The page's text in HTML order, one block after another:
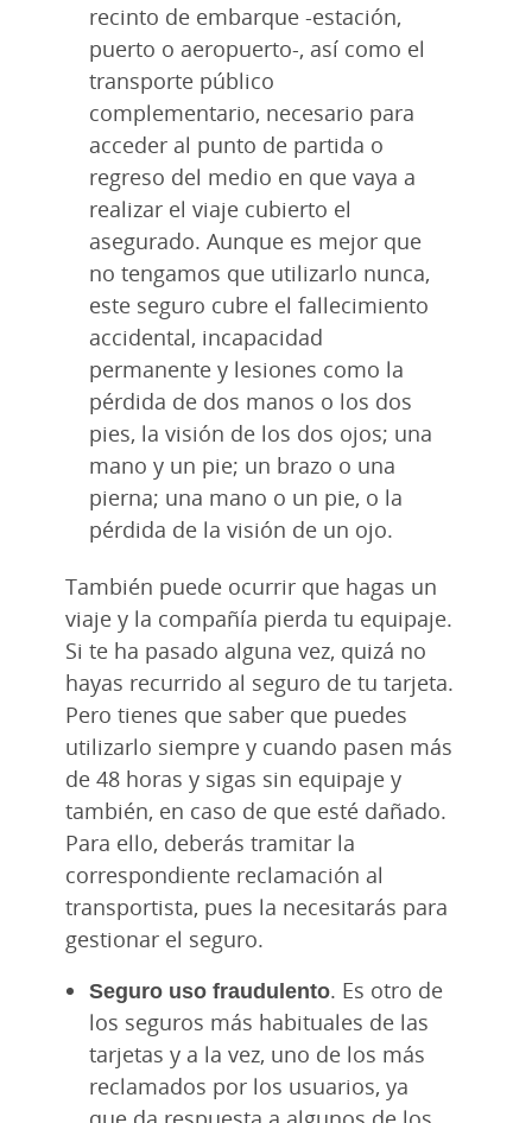
recinto de embarque -estación,
puerto o aeropuerto-, así como el
transporte público
complementario, necesario para
acceder al punto de partida o
regreso del medio en que vaya a
realizar el viaje cubierto el
asegurado. Aunque es mejor que
no tengamos que utilizarlo nunca,
este seguro cubre el fallecimiento
accidental, incapacidad
permanente y lesiones como la
pérdida de dos manos o los dos
pies, la visión de los dos ojos; una
mano y un pie; un brazo o una
pierna; una mano o un pie, o la
pérdida de la visión de un ojo.
También puede ocurrir que hagas un
viaje y la compañía pierda tu equipaje.
Si te ha pasado alguna vez, quizá no
hayas recurrido al seguro de tu tarjeta.
Pero tienes que saber que puedes
utilizarlo siempre y cuando pasen más
de 48 horas y sigas sin equipaje y
también, en caso de que esté dañado.
Para ello, deberás tramitar la
correspondiente reclamación al
transportista, pues la necesitarás para
gestionar el seguro.
Seguro uso fraudulento. Es otro de
los seguros más habituales de las
tarjetas y a la vez, uno de los más
reclamados por los usuarios, ya